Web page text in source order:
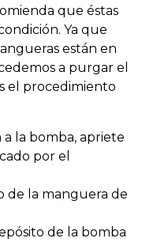
que éstas
Ya que
están en
a purgar el
el procedimiento
la bomba, apriete
por el
de la manguera de
de la bomba